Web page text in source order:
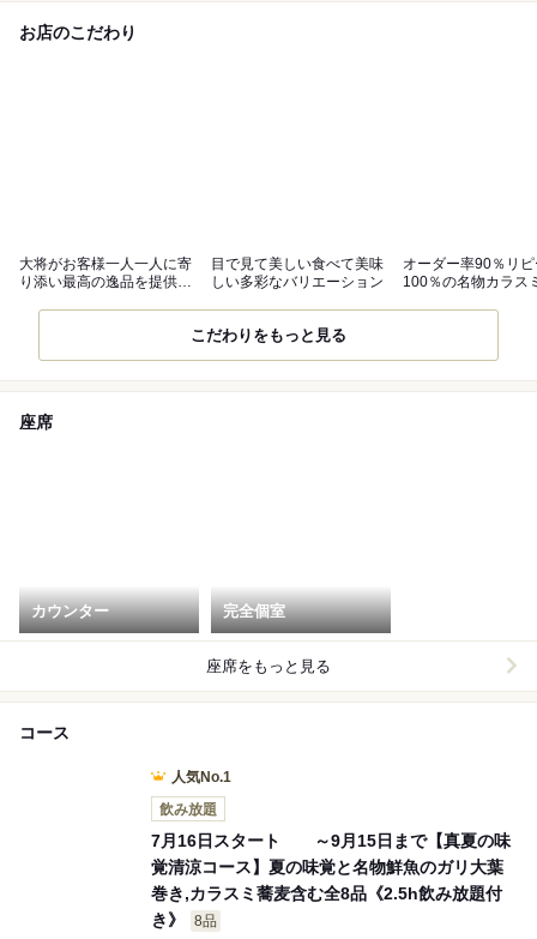
お店のこだわり
大将がお客様一人一人に寄
り添い最高の逸品を提供し
目で見て美しい食べて美味
しい多彩なバリエーション
オーダー率90％リ
100％の名物カラス
こだわりをもっと見る
座席
カウンター 完全個室
座席をもっと見る
コース
人気No.1
飲み放題
7月16日スタート ～9月15日まで【真夏の味
覚清涼コース】夏の味覚と名物鮮魚のガリ大葉
巻き,カラスミ蕎麦含む全8品《2.5h飲み放題付
き》
8品